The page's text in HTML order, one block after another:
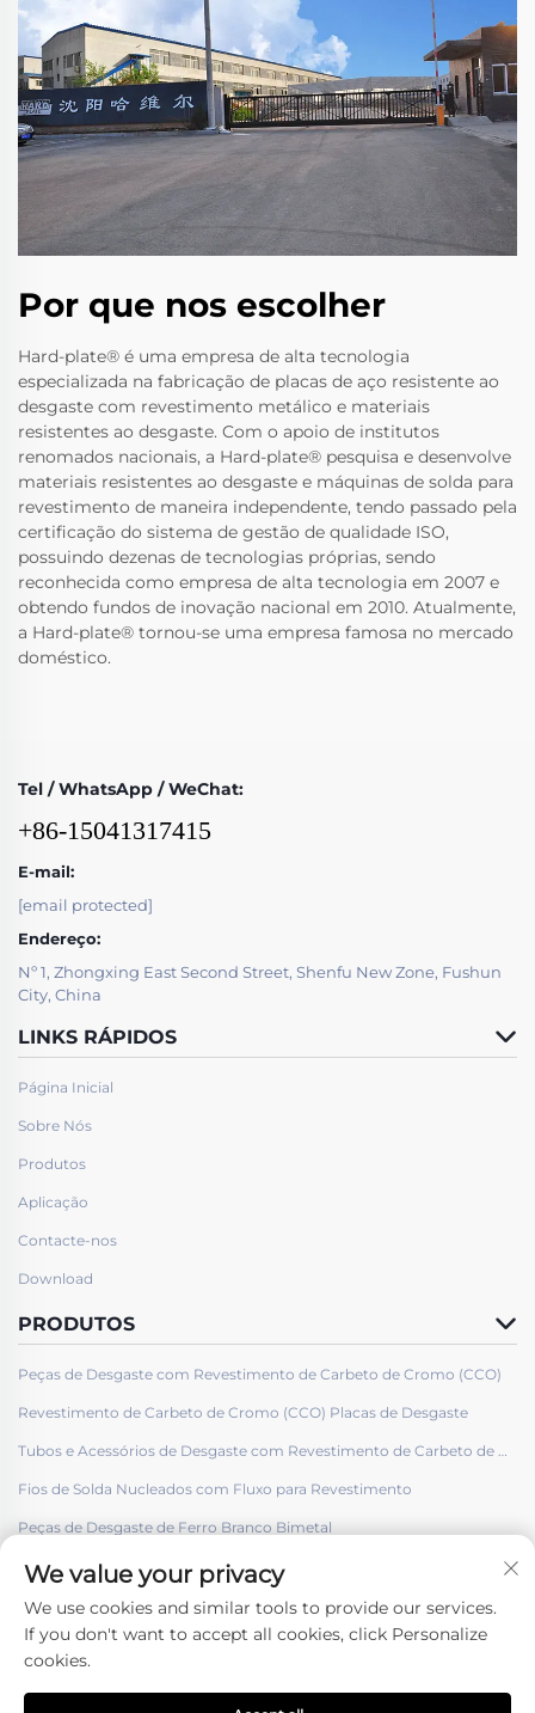
Por que nos escolher
Hard-plate® é uma empresa de alta tecnologia
especializada na fabricação de placas de aço resistente ao
desgaste com revestimento metálico e materiais
resistentes ao desgaste. Com o apoio de institutos
renomados nacionais, a Hard-plate® pesquisa e desenvolve
materiais resistentes ao desgaste e máquinas de solda para
revestimento de maneira independente, tendo passado pela
certificação do sistema de gestão de qualidade ISO,
possuindo dezenas de tecnologias próprias, sendo
reconhecida como empresa de alta tecnologia em 2007 e
obtendo fundos de inovação nacional em 2010. Atualmente,
a Hard-plate® tornou-se uma empresa famosa no mercado
doméstico.
Tel / WhatsApp / WeChat:
+86-15041317415
E-mail:
[email protected]
Endereço:
Nº 1, Zhongxing East Second Street, Shenfu New Zone, Fushun
City, China
LINKS RÁPIDOS
Página Inicial
Sobre Nós
Produtos
Aplicação
Contacte-nos
Download
PRODUTOS
Peças de Desgaste com Revestimento de Carbeto de Cromo (CCO)
Revestimento de Carbeto de Cromo (CCO) Placas de Desgaste
Fios de Solda Nucleados com Fluxo para Revestimento
Peças de Desgaste de Ferro Branco Bimetal
We value your privacy
We use cookies and similar tools to provide our services.
If you don't want to accept all cookies, click Personalize
cookies.